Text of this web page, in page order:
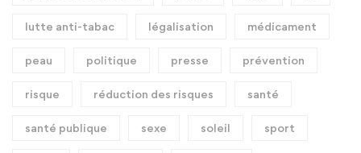
lutte anti-tabac légalisation médicament
peau politique presse prévention
risque réduction des risques santé
santé publique sexe soleil sport